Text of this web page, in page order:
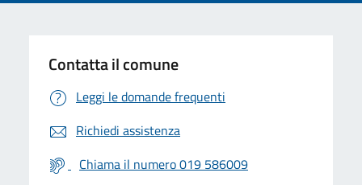
Contatta il comune
Leggi le domande frequenti
Richiedi assistenza
Chiama il numero 019 586009